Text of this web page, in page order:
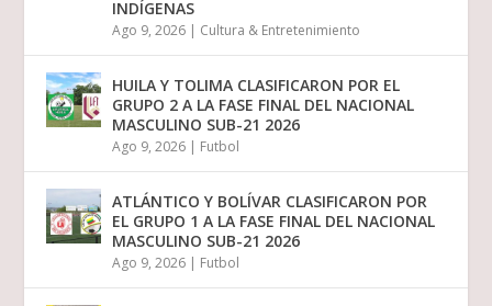
INDÍGENAS
Ago 9, 2026 | Cultura & Entretenimiento
HUILA Y TOLIMA CLASIFICARON POR EL
GRUPO 2 A LA FASE FINAL DEL NACIONAL
MASCULINO SUB-21 2026
Ago 9, 2026 | Futbol
ATLÁNTICO Y BOLÍVAR CLASIFICARON POR
EL GRUPO 1 A LA FASE FINAL DEL NACIONAL
MASCULINO SUB-21 2026
Ago 9, 2026 | Futbol